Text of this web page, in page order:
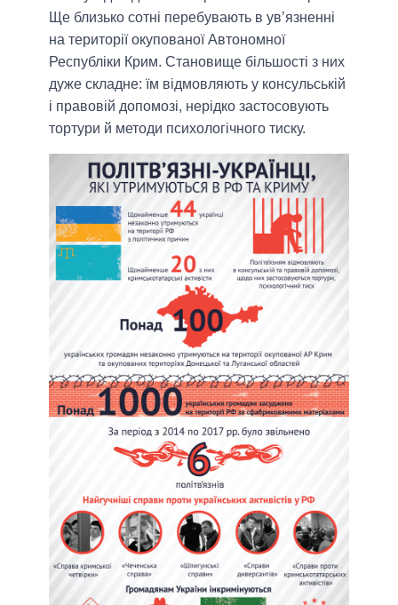
Ще близько сотні перебувають в ув’язненні
на території окупованої Автономної
Республіки Крим. Становище більшості з них
дуже складне: їм відмовляють у консульській
і правовій допомозі, нерідко застосовують
тортури й методи психологічного тиску.